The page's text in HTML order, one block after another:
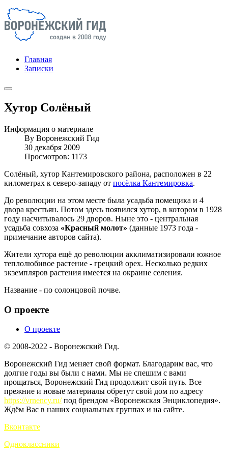
Главная
Записки
Хутор Солёный
Информация о материале
By Воронежский Гид
30 декабря 2009
Просмотров: 1173
Солёный, хутор Кантемировского района, расположен в 22
километрах к северо-западу от посёлка Кантемировка.
До революции на этом месте была усадьба помещика и 4
двора крестьян. Потом здесь появился хутор, в котором в 1928
году насчитывалось 29 дворов. Ныне это - центральная
усадьба совхоза «Красный молот» (данные 1973 года -
примечание авторов сайта).
Жители хутора ещё до революции акклиматизировали южное
теплолюбивое растение - грецкий орех. Несколько редких
экземпляров растения имеется на окраине селения.
Название - по солонцовой почве.
О проекте
О проекте
© 2008-2022 - Воронежский Гид.
Воронежский Гид меняет свой формат. Благодарим вас, что
долгие годы вы были с нами. Мы не спешим с вами
прощаться, Воронежский Гид продолжит свой путь. Все
прежние и новые материалы обретут свой дом по адресу
https://vrnency.ru/под брендом «Воронежская Энциклопедия».
Ждём Вас в наших социальных группах и на сайте.
Вконтакте
Одноклассники